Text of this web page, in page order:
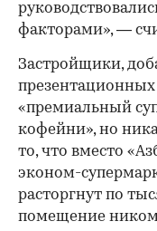
факторами», —
Застройщики,
«премиальный
кофейни», но
то, что вместо
эконом-
расторгнут по
помещение